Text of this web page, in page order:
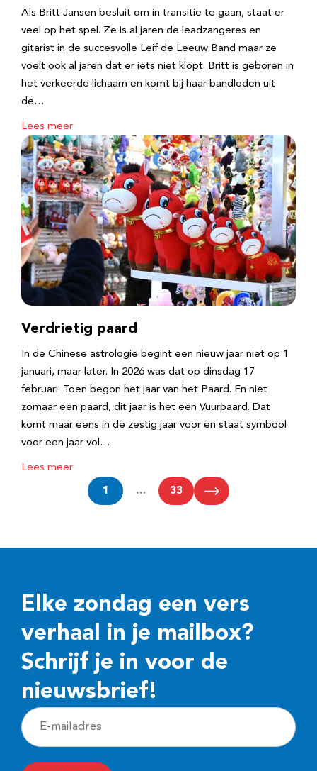
Als Britt Jansen besluit om in transitie te gaan, staat er
veel op het spel. Ze is al jaren de leadzangeres en
gitarist in de succesvolle Leif de Leeuw Band maar ze
voelt ook al jaren dat er iets niet klopt. Britt is geboren in
het verkeerde lichaam en komt bij haar bandleden uit
de…
Lees meer
Verdrietig paard
In de Chinese astrologie begint een nieuw jaar niet op 1
januari, maar later. In 2026 was dat op dinsdag 17
februari. Toen begon het jaar van het Paard. En niet
zomaar een paard, dit jaar is het een Vuurpaard. Dat
komt maar eens in de zestig jaar voor en staat symbool
voor een jaar vol…
Lees meer
1 … 33
Elke zondag een vers
verhaal in je mailbox?
Schrijf je in voor de
nieuwsbrief!
E
-
m